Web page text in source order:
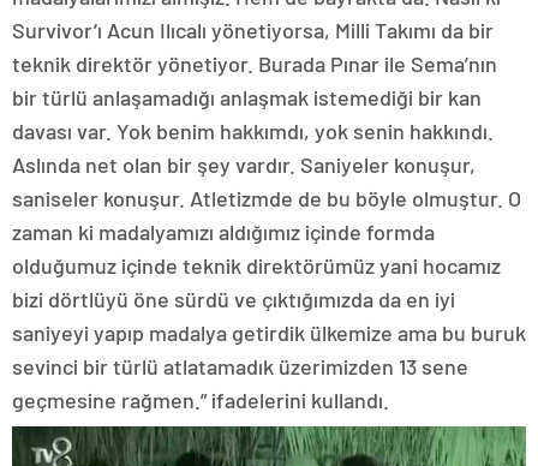
Survivor’ı Acun Ilıcalı yönetiyorsa, Milli Takımı da bir
teknik direktör yönetiyor. Burada Pınar ile Sema’nın
bir türlü anlaşamadığı anlaşmak istemediği bir kan
davası var. Yok benim hakkımdı, yok senin hakkındı.
Aslında net olan bir şey vardır. Saniyeler konuşur,
saniseler konuşur. Atletizmde de bu böyle olmuştur. O
zaman ki madalyamızı aldığımız içinde formda
olduğumuz içinde teknik direktörümüz yani hocamız
bizi dörtlüyü öne sürdü ve çıktığımızda da en iyi
saniyeyi yapıp madalya getirdik ülkemize ama bu buruk
sevinci bir türlü atlatamadık üzerimizden 13 sene
geçmesine rağmen.” ifadelerini kullandı.